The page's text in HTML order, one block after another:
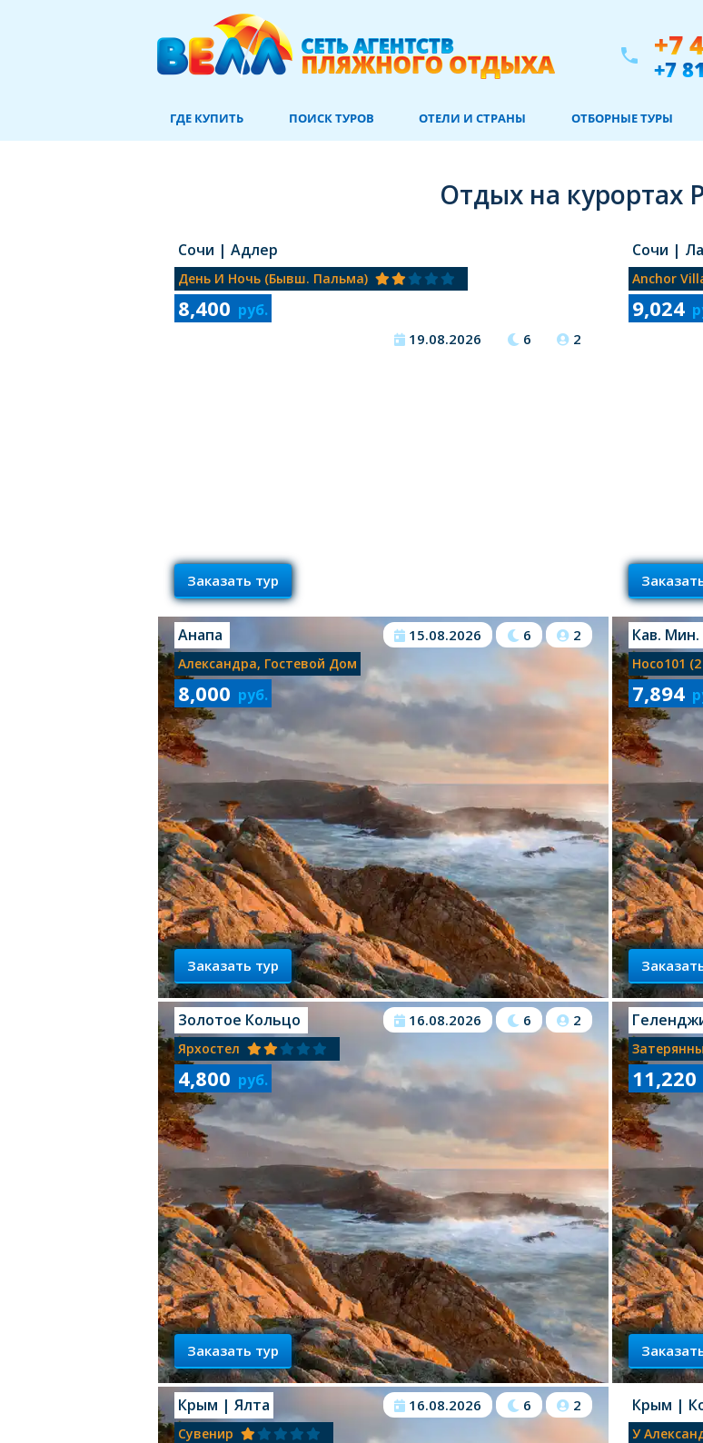
phone +7
+7
ГДЕ КУПИТЬ ПОИСК ТУРОВ ОТЕЛИ И СТРАНЫ ОТБОРНЫЕ ТУРЫ
Отдых на курортах
Сочи | Адлер
День И Ночь (бывш. Пальма)
8,400 руб.
19.08.2026 6 2
Заказать тур
Сочи |
Anchor
9,024
Анапа
Александра, Гостевой Дом
8,000 руб.
15.08.2026 6 2
Заказать тур
Кав.
Hoco101 (2
7,894
Золотое Кольцо
Ярхостел
4,800 руб.
16.08.2026 6 2
Заказать тур
11,220
Крым | Ялта
Сувенир
16.08.2026 6 2 Крым |
У